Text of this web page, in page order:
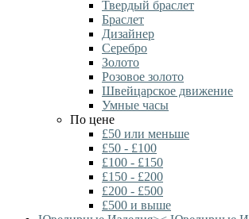
Твердый браслет
Браслет
Дизайнер
Серебро
Золото
Розовое золото
Швейцарское движение
Умные часы
По цене
£50 или меньше
£50 - £100
£100 - £150
£150 - £200
£200 - £500
£500 и выше